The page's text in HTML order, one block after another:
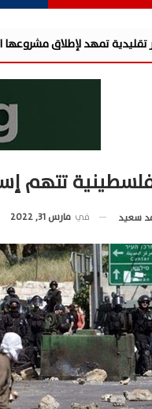
الجديد في غرب القاهرة
تتهم
سعيد في مارس 31, 2022